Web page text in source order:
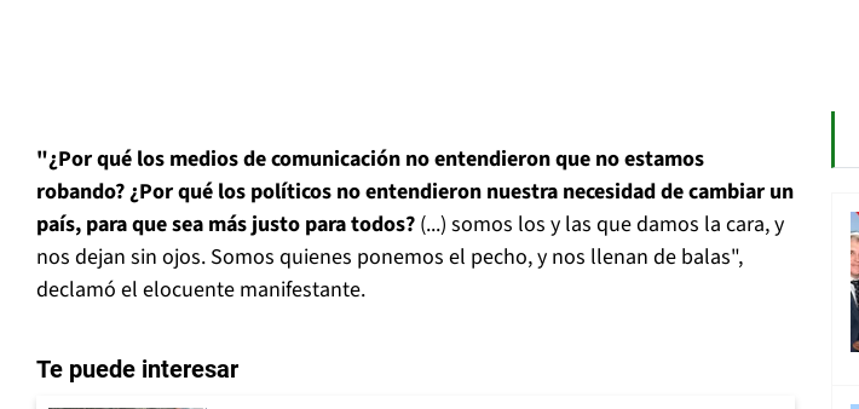
"¿Por qué los medios de comunicación no entendieron que no estamos
robando? ¿Por qué los políticos no entendieron nuestra necesidad de cambiar un
país, para que sea más justo para todos? (...) somos los y las que damos la cara, y
nos dejan sin ojos. Somos quienes ponemos el pecho, y nos llenan de balas",
declamó el elocuente manifestante.
Te puede interesar